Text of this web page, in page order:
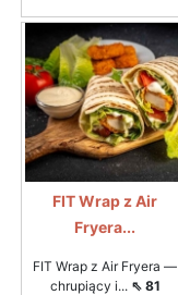
FIT Wrap z Air
Fryera...
FIT Wrap z Air Fryera —
chrupiący i... ⇖ 81